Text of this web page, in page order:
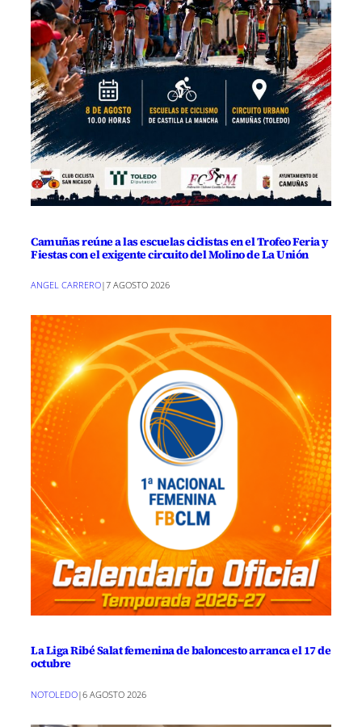
Camuñas reúne a las escuelas ciclistas en el Trofeo Feria y
Fiestas con el exigente circuito del Molino de La Unión
ANGEL CARRERO|7 AGOSTO 2026
La Liga Ribé Salat femenina de baloncesto arranca el 17 de
octubre
NOTOLEDO|6 AGOSTO 2026